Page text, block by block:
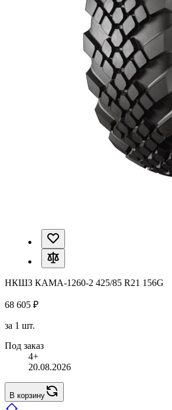
НКШЗ КАМА-1260-2 425/85 R21 156G
68 605 ₽
за 1 шт.
Под заказ
4+
20.08.2026
В корзину